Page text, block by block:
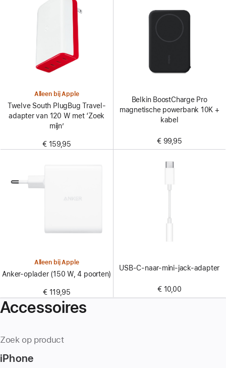
Alleen bij Apple
Twelve South PlugBug Travel-
adapter van 120 W met ‘Zoek
mijn’
€ 159,95
Belkin BoostCharge Pro
magnetische powerbank 10K +
kabel
€ 99,95
Alleen bij Apple
Anker-oplader (150 W, 4 poorten)
€ 119,95
USB‑C-naar-mini‑jack-adapter
€ 10,00
Accessoires
Zoek op product
iPhone